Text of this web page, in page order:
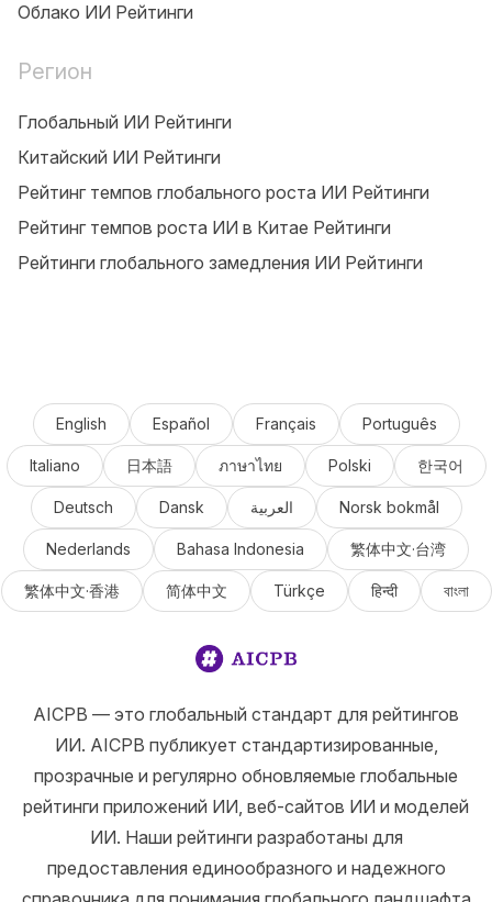
Облако ИИ Рейтинги
Регион
Глобальный ИИ Рейтинги
Китайский ИИ Рейтинги
Рейтинг темпов глобального роста ИИ Рейтинги
Рейтинг темпов роста ИИ в Китае Рейтинги
Рейтинги глобального замедления ИИ Рейтинги
English Español Français Português
Italiano 日本語 ภาษาไทย Polski 한국어
Deutsch Dansk العربية Norsk bokmål
Nederlands Bahasa Indonesia 繁体中文·台湾
繁体中文·香港 简体中文 Türkçe हिन्दी বাংলা
AICPB — это глобальный стандарт для рейтингов
ИИ. AICPB публикует стандартизированные,
прозрачные и регулярно обновляемые глобальные
рейтинги приложений ИИ, веб-сайтов ИИ и моделей
ИИ. Наши рейтинги разработаны для
предоставления единообразного и надежного